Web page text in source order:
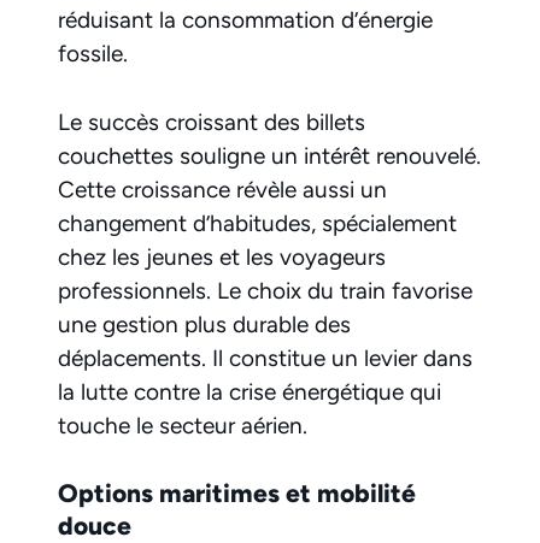
réduisant la consommation d’énergie
fossile.
Le succès croissant des billets
couchettes souligne un intérêt renouvelé.
Cette croissance révèle aussi un
changement d’habitudes, spécialement
chez les jeunes et les voyageurs
professionnels. Le choix du train favorise
une gestion plus durable des
déplacements. Il constitue un levier dans
la lutte contre la crise énergétique qui
touche le secteur aérien.
Options maritimes et mobilité
douce